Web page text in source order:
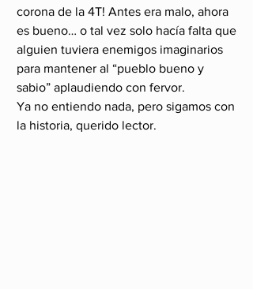
corona de la 4T! Antes era malo, ahora
es bueno… o tal vez solo hacía falta que
alguien tuviera enemigos imaginarios
para mantener al “pueblo bueno y
sabio” aplaudiendo con fervor.
Ya no entiendo nada, pero sigamos con
la historia, querido lector.